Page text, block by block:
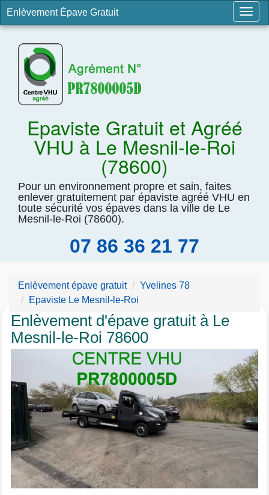
Enlèvement Épave Gratuit
Epaviste Gratuit et Agréé
VHU à Le Mesnil-le-Roi
(78600)
Pour un environnement propre et sain, faites
enlever gratuitement par épaviste agréé VHU en
toute sécurité vos épaves dans la ville de Le
Mesnil-le-Roi (78600).
07 86 36 21 77
Enlèvement épave gratuit
Yvelines 78
Epaviste Le Mesnil-le-Roi
Enlèvement d'épave gratuit à Le
Mesnil-le-Roi 78600